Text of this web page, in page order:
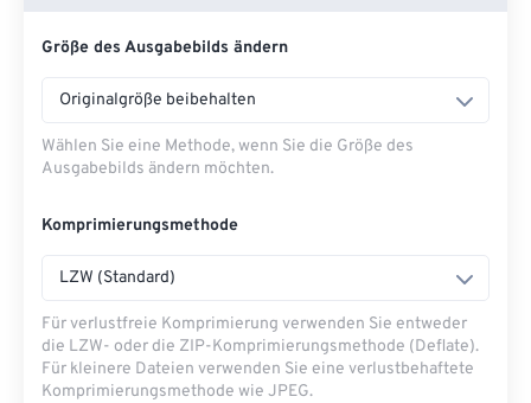
Größe des Ausgabebilds ändern
Originalgröße beibehalten
Wählen Sie eine Methode, wenn Sie die Größe des
Ausgabebilds ändern möchten.
Komprimierungsmethode
LZW (Standard)
Für verlustfreie Komprimierung verwenden Sie entweder
die LZW- oder die ZIP-Komprimierungsmethode (Deflate).
Für kleinere Dateien verwenden Sie eine verlustbehaftete
Komprimierungsmethode wie JPEG.